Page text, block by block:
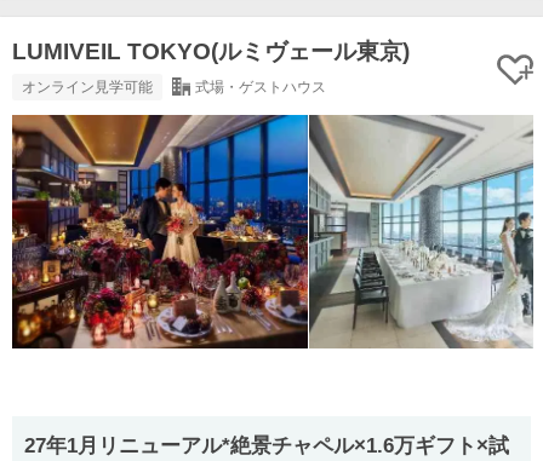
LUMIVEIL TOKYO(ルミヴェール東京)
オンライン見学可能 式場・ゲストハウス
27年1月リニューアル*絶景チャペル×1.6万ギフト×試